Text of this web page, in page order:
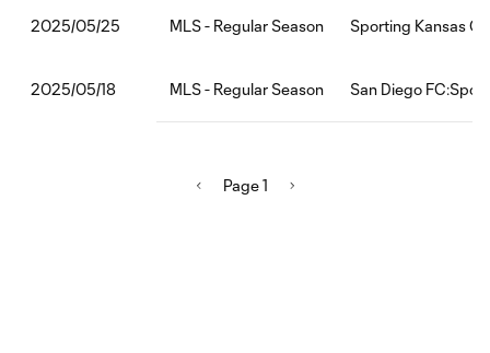
2025/05/25 MLS - Regular Season Sporting Kansas
2025/05/18 MLS - Regular Season San Diego
Page 1